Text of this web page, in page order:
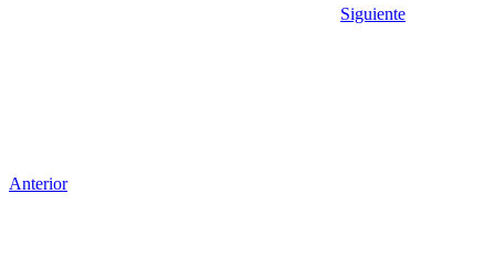
Siguiente
Anterior